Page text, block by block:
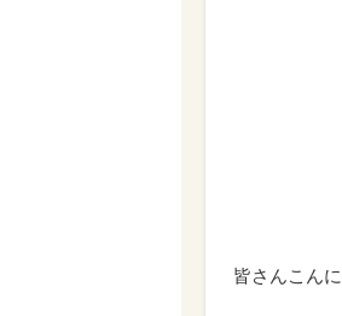
皆さんこん